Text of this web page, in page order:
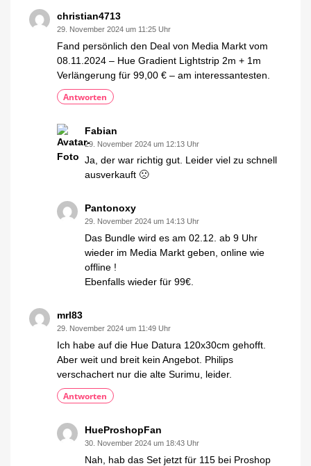
Rabattschlacht
Enttäuschung?
christian4713
29. November 2024 um 11:25 Uhr
Fand persönlich den Deal von Media Markt vom
08.11.2024 – Hue Gradient Lightstrip 2m + 1m
Verlängerung für 99,00 € – am interessantesten.
Antworten
Fabian
29. November 2024 um 12:13 Uhr
Ja, der war richtig gut. Leider viel zu schnell
ausverkauft 🙁
Pantonoxy
29. November 2024 um 14:13 Uhr
Das Bundle wird es am 02.12. ab 9 Uhr
wieder im Media Markt geben, online wie
offline !
Ebenfalls wieder für 99€.
mrl83
29. November 2024 um 11:49 Uhr
Ich habe auf die Hue Datura 120x30cm gehofft.
Aber weit und breit kein Angebot. Philips
verschachert nur die alte Surimu, leider.
Antworten
HueProshopFan
30. November 2024 um 18:43 Uhr
Nah, hab das Set jetzt für 115 bei Proshop